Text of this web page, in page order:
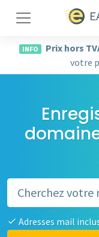
Navigation
INFO Prix hors
votre
Adresses mail